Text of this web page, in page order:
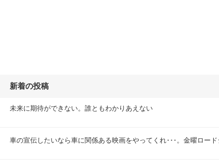
新着の投稿
未来に期待ができない。誰ともわかりあえない
車の宣伝したいなら車に関係ある映画をやってくれ･･･。金曜ロード